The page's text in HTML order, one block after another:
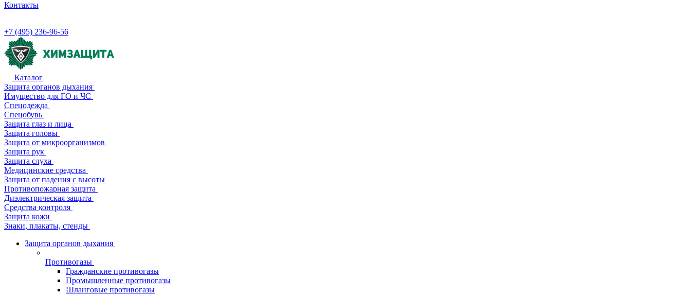
Контакты
+7 (495) 236-96-56
Каталог
Защита органов дыхания
Имущество для ГО и ЧС
Спецодежда
Спецобувь
Защита глаз и лица
Защита головы
Защита от микроорганизмов
Защита рук
Защита слуха
Медицинские средства
Защита от падения с высоты
Противопожарная защита
Диэлектрическая защита
Средства контроля
Защита кожи
Знаки, плакаты, стенды
Защита органов дыхания
Противогазы
Гражданские противогазы
Промышленные противогазы
Шланговые противогазы